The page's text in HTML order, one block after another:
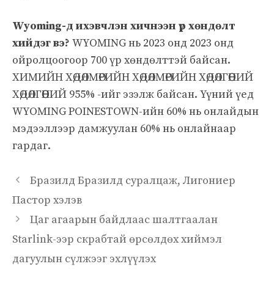
Wyoming-д ихэвчлэн хичнээн үр хөндөлт
хийдэг вэ? WYOMING нь 2023 онд 2023 онд
ойролцоогоор 700 үр хөндөлттэй байсан.
ХИМИЙН ХӨДӨЛМӨРИЙН ХӨДӨЛМӨРИЙН ХӨДӨЛГӨӨНИЙ
ХӨДӨЛГӨӨНИЙ 955% -ийг эзэлж байсан. Үүний үед
WYOMING POINESTOWN-ийн 60% нь онлайдын
мэдээллээр дамжуулан 60% нь онлайнаар
гардаг.
Бразилд Бразилд суралцаж, Лигониер
Пастор хэлэв
Цаг агаарын байдлаас шалтгаалан
Starlink-ээр скрабтай өрсөлдөх хиймэл
дагуулын сүлжээг эхлүүлэх